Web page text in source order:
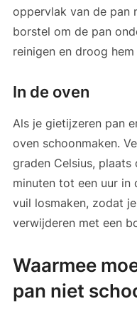
oppervlak van de pan
borstel om de pan
reinigen en droog
In de oven
Als je gietijzeren pan
oven schoonmaken.
graden Celsius, plaats
minuten tot een uur in
vuil losmaken, zodat
verwijderen met een
Waarmee
pan niet